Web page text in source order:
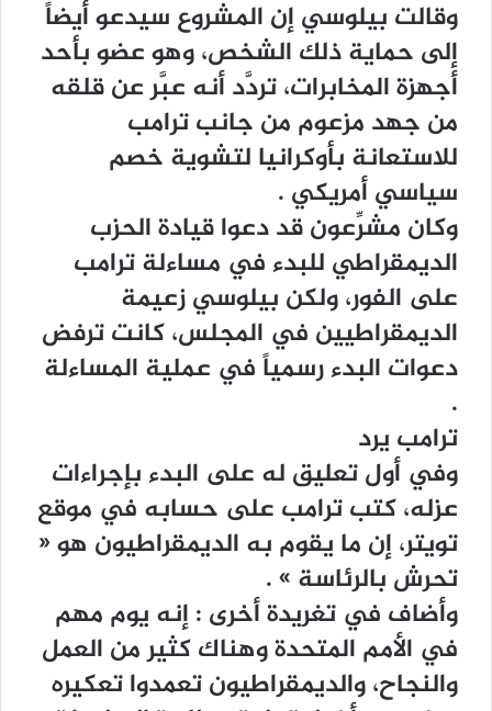
ﻭﻗﺎﻟﺖ ﺑﻴﻠﻮﺳﻲ ﺇﻥ ﺍﻟﻤﺸﺮﻭﻉ ﺳﻴﺪﻋﻮ ﺃﻳﻀﺎً
ﺇﻟﻰ ﺣﻤﺎﻳﺔ ﺫﻟﻚ ﺍﻟﺸﺨﺺ، ﻭﻫﻮ ﻋﻀﻮ ﺑﺄﺣﺪ
ﺃﺟﻬﺰﺓ ﺍﻟﻤﺨﺎﺑﺮﺍﺕ، ﺗﺮﺩَّﺩ ﺃﻧﻪ ﻋﺒَّﺮ ﻋﻦ ﻗﻠﻘﻪ
ﻣﻦ ﺟﻬﺪ ﻣﺰﻋﻮﻡ ﻣﻦ ﺟﺎﻧﺐ ﺗﺮﺍﻣﺐ
ﻟﻼﺳﺘﻌﺎﻧﺔ ﺑﺄﻭﻛﺮﺍﻧﻴﺎ ﻟﺘﺸﻮﻳﺔ ﺧﺼﻢ
ﺳﻴﺎﺳﻲ ﺃﻣﺮﻳﻜﻲ .
ﻭﻛﺎﻥ ﻣﺸﺮِّﻋﻮﻥ ﻗﺪ ﺩﻋﻮﺍ ﻗﻴﺎﺩﺓ ﺍﻟﺤﺰﺏ
ﺍﻟﺪﻳﻤﻘﺮﺍﻃﻲ ﻟﻠﺒﺪﺀ ﻓﻲ ﻣﺴﺎﺀﻟﺔ ﺗﺮﺍﻣﺐ
ﻋﻠﻰ ﺍﻟﻔﻮﺭ، ﻭﻟﻜﻦ ﺑﻴﻠﻮﺳﻲ ﺯﻋﻴﻤﺔ
ﺍﻟﺪﻳﻤﻘﺮﺍﻃﻴﻴﻦ ﻓﻲ ﺍﻟﻤﺠﻠﺲ، ﻛﺎﻧﺖ ﺗﺮﻓﺾ
ﺩﻋﻮﺍﺕ ﺍﻟﺒﺪﺀ ﺭﺳﻤﻴﺎً ﻓﻲ ﻋﻤﻠﻴﺔ ﺍﻟﻤﺴﺎﺀﻟﺔ
.
ﺗﺮﺍﻣﺐ ﻳﺮﺩ
ﻭﻓﻲ ﺃﻭﻝ ﺗﻌﻠﻴﻖ ﻟﻪ ﻋﻠﻰ ﺍﻟﺒﺪﺀ ﺑﺈﺟﺮﺍﺀﺍﺕ
ﻋﺰﻟﻪ، ﻛﺘﺐ ﺗﺮﺍﻣﺐ ﻋﻠﻰ ﺣﺴﺎﺑﻪ ﻓﻲ ﻣﻮﻗﻊ
ﺗﻮﻳﺘﺮ، ﺇﻥ ﻣﺎ ﻳﻘﻮﻡ ﺑﻪ ﺍﻟﺪﻳﻤﻘﺮﺍﻃﻴﻮﻥ ﻫﻮ ‏«
ﺗﺤﺮﺵ ﺑﺎﻟﺮﺋﺎﺳﺔ ‏» .
ﻭﺃﺿﺎﻑ ﻓﻲ ﺗﻐﺮﻳﺪﺓ ﺃﺧﺮﻯ : ﺇﻧﻪ ﻳﻮﻡ ﻣﻬﻢ
ﻓﻲ ﺍﻷﻣﻢ ﺍﻟﻤﺘﺤﺪﺓ ﻭﻫﻨﺎﻙ ﻛﺜﻴﺮ ﻣﻦ ﺍﻟﻌﻤﻞ
ﻭﺍﻟﻨﺠﺎﺡ، ﻭﺍﻟﺪﻳﻤﻘﺮﺍﻃﻴﻮﻥ ﺗﻌﻤﺪﻭﺍ ﺗﻌﻜﻴﺮﻩ